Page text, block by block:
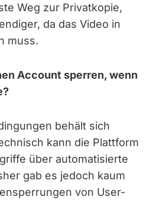
Weg zur Privatkopie,
da das Video in
muss.
Account sperren, wenn
behält sich
kann die Plattform
über automatisierte
gab es jedoch kaum
von User-